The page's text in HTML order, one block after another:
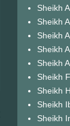
Sheikh
Sheikh
Sheikh
Sheikh
Sheikh
Sheikh
Sheikh
Sheikh
Sheikh